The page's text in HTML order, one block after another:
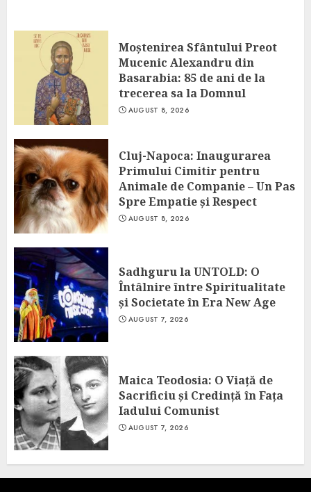
Moștenirea Sfântului Preot
Mucenic Alexandru din
Basarabia: 85 de ani de la
trecerea sa la Domnul
AUGUST 8, 2026
Cluj-Napoca: Inaugurarea
Primului Cimitir pentru
Animale de Companie – Un Pas
Spre Empatie și Respect
AUGUST 8, 2026
Sadhguru la UNTOLD: O
Întâlnire între Spiritualitate
și Societate în Era New Age
AUGUST 7, 2026
Maica Teodosia: O Viață de
Sacrificiu și Credință în Fața
Iadului Comunist
AUGUST 7, 2026